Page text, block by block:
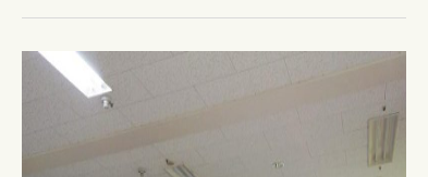
採用情報
空床情報